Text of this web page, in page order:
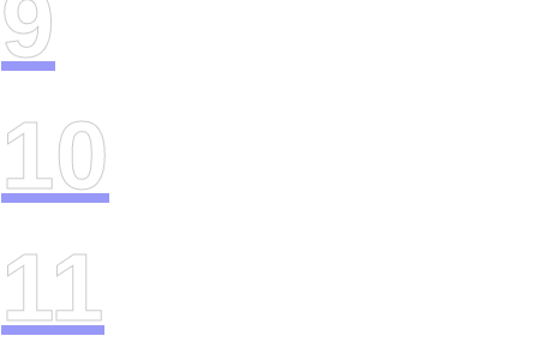
9
10
11